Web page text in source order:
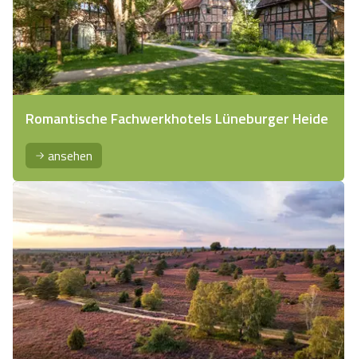
Romantische Fachwerkhotels Lüneburger Heide
ansehen